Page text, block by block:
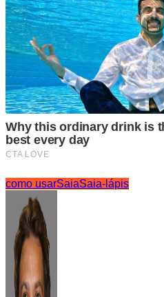
como usarSaiaSaia-lápis